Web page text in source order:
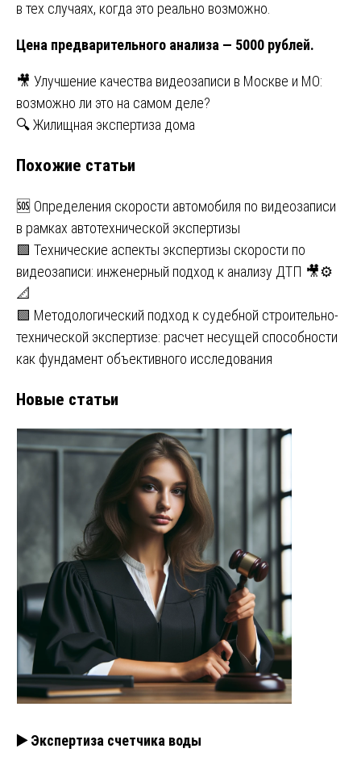
в тех случаях, когда это реально возможно.
Цена предварительного анализа — 5000 рублей.
Навигация
по
🎥 Улучшение качества видеозаписи в Москве и МО:
возможно ли это на самом деле?
🔍 Жилищная экспертиза дома
Похожие статьи
🆘 Определения скорости автомобиля по видеозаписи
в рамках автотехнической экспертизы
🟩 Технические аспекты экспертизы скорости по
видеозаписи: инженерный подход к анализу ДТП 🎥⚙️
📐
🟩 Методологический подход к судебной строительно-
технической экспертизе: расчет несущей способности
как фундамент объективного исследования
Новые статьи
▶️ Экспертиза счетчика воды